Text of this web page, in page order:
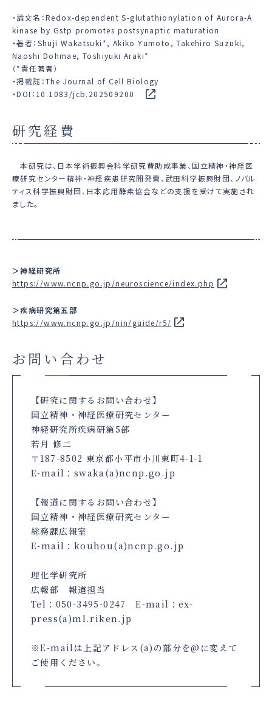
・論文名：Redox-dependent S-glutathionylation of Aurora-A
kinase by Gstp promotes postsynaptic maturation
・著者：Shuji Wakatsuki*, Akiko Yumoto, Takehiro Suzuki,
Naoshi Dohmae, Toshiyuki Araki*
（*責任著者）
・掲載誌：The Journal of Cell Biology
・DOI： 10.1083/jcb.202509200
研究経費
本研究は、日本学術振興会科学研究費助成事業、国立精神・神経医
療研究センター精神・神経疾患研究開発費、武田科学振興財団、ノバル
ティス科学振興財団、日本応用酵素協会などの支援を受けて実施され
ました。
＞神経研究所
https://www.ncnp.go.jp/neuroscience/index.php
＞疾病研究第五部
https://www.ncnp.go.jp/nin/guide/r5/
お問い合わせ
【研究に関するお問い合わせ】
国立精神・神経医療研究センター
神経研究所疾病研第5部
若月 修二
〒187-8502 東京都小平市小川東町4-1-1
E-mail：swaka(a)ncnp.go.jp
【報道に関するお問い合わせ】
国立精神・神経医療研究センター
総務課広報室
E-mail：kouhou(a)ncnp.go.jp
理化学研究所
広報部 報道担当
Tel：050-3495-0247 E-mail：ex-
press(a)ml.riken.jp
※E-mailは上記アドレス(a)の部分を@に変えて
ご使用ください。